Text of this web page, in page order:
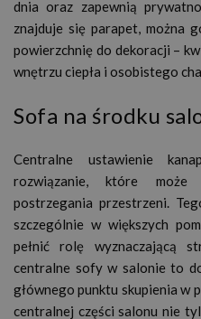
dnia oraz zapewnią
znajduje się parapet, można
powierzchnię do dekoracji –
wnętrzu ciepła i osobistego
Sofa na środku
Centralne ustawienie
rozwiązanie, które może
postrzegania przestrzeni.
szczególnie w większych
pełnić rolę wyznaczającą
centralne sofy w salonie to
głównego punktu skupienia w
centralnej części salonu nie